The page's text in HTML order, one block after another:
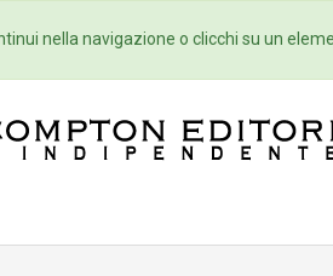
Eventi Collane
nella navigazione o clicchi su un